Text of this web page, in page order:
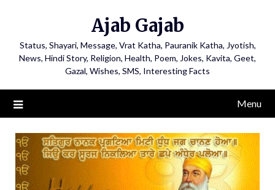
Ajab Gajab
Status, Shayari, Message, Vrat Katha, Pauranik Katha, Jyotish,
News, Hindi Story, Religion, Health, Poem, Jokes, Kavita, Geet,
Gazal, Wishes, SMS, Interesting Facts
Menu